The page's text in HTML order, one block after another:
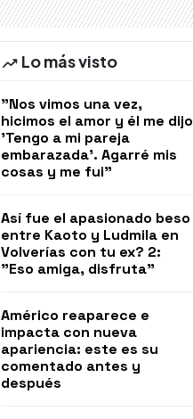
Lo más visto
"Nos vimos una vez,
hicimos el amor y él me dijo
'Tengo a mi pareja
embarazada'. Agarré mis
cosas y me fui"
Así fue el apasionado beso
entre Kaoto y Ludmila en
Volverías con tu ex? 2:
"Eso amiga, disfruta"
Américo reaparece e
impacta con nueva
apariencia: este es su
comentado antes y
después